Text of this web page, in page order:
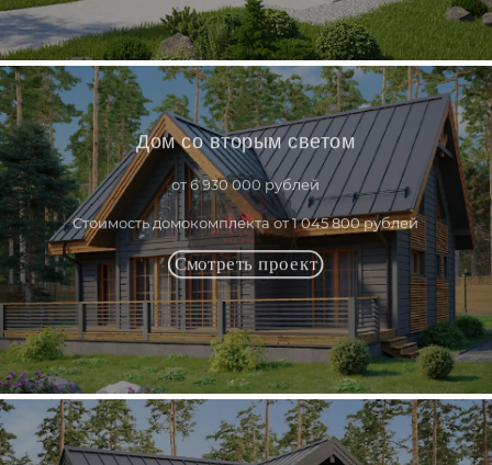
Дом со вторым светом
от 6 930 000 рублей
Стоимость домокомплекта от 1 045 800 рублей